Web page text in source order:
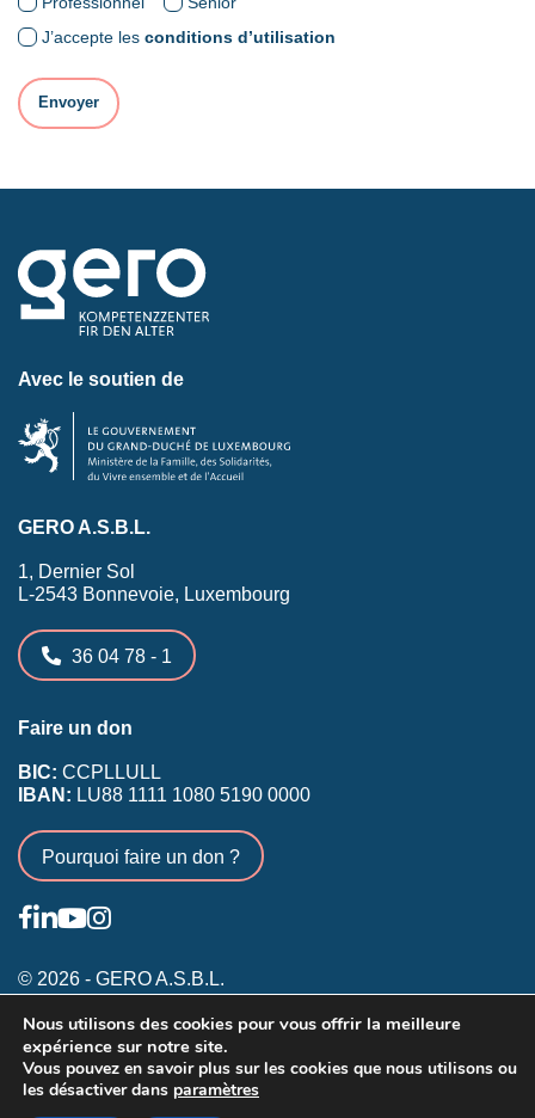
J’accepte les conditions d’utilisation
Avec le soutien de
GERO A.S.B.L.
1, Dernier Sol
L-2543 Bonnevoie, Luxembourg
36 04 78 - 1
Faire un don
BIC: CCPLLULL
IBAN: LU88 1111 1080 5190 0000
Pourquoi faire un don ?
© 2026 - GERO A.S.B.L.
Conditions générales
Inscription membres existants
Annonceurs
Nous utilisons des cookies pour vous offrir la meilleure
expérience sur notre site.
Vous pouvez en savoir plus sur les cookies que nous utilisons ou
les désactiver dans paramètres